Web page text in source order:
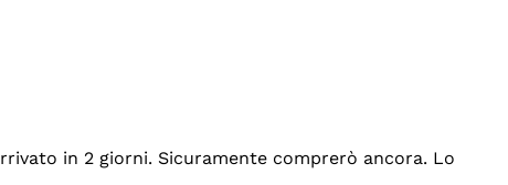
in 2 giorni. Sicuramente comprerò ancora. Lo